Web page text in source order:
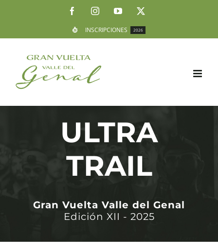
contenido
FacebookInstagramYouTube
INSCRIPCIONES 2026
ULTRA
TRAIL
Gran Vuelta Valle del Genal
Edición XII - 2025